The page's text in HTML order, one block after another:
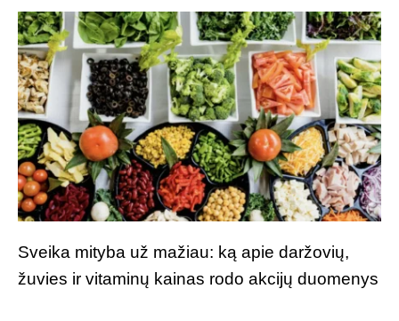
Sveika mityba už mažiau: ką apie daržovių,
žuvies ir vitaminų kainas rodo akcijų duomenys